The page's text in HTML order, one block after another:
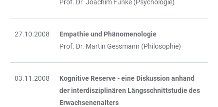
Prof. Dr. Joachim Funke (Psychologie)
27.10.2008
Empathie und Phänomenologie
Prof. Dr. Martin Gessmann (Philosophie)
03.11.2008
Kognitive Reserve - eine Diskussion anhand
der interdisziplinären Längsschnittstudie des
Erwachsenenalters